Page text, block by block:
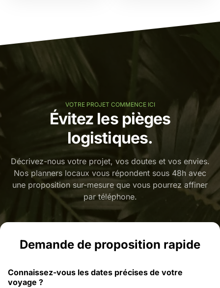
VOTRE PROJET COMMENCE ICI
Évitez les pièges
logistiques.
Décrivez-nous votre projet, vos doutes et vos envies.
Nos planners locaux vous répondent sous 48h avec
une proposition sur-mesure que vous pourrez affiner
par téléphone.
Demande de proposition rapide
Connaissez-vous les dates précises de votre
voyage ?